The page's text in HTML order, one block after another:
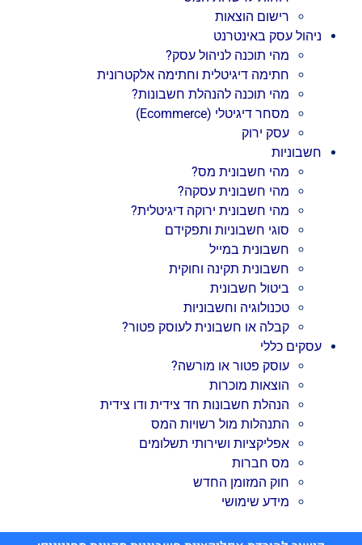
רישום הוצאות
ניהול עסק באינטרנט
מהי תוכנה לניהול עסק?
חתימה דיגיטלית וחתימה אלקטרונית
מהי תוכנה להנהלת חשבונות?
מסחר דיגיטלי (Ecommerce)
עסק ירוק
חשבוניות
מהי חשבונית מס?
מהי חשבונית עסקה?
מהי חשבונית ירוקה דיגיטלית?
סוגי חשבוניות ותפקידם
חשבונית במייל
חשבונית תקינה וחוקית
ביטול חשבונית
טכנולוגיה וחשבוניות
קבלה או חשבונית לעוסק פטור?
עסקים כללי
עוסק פטור או מורשה?
הוצאות מוכרות
הנהלת חשבונות חד צידית ודו צידית
התנהלות מול רשויות המס
אפליקציות ושירותי תשלומים
מס חברות
חוק המזומן החדש
מידע שימושי